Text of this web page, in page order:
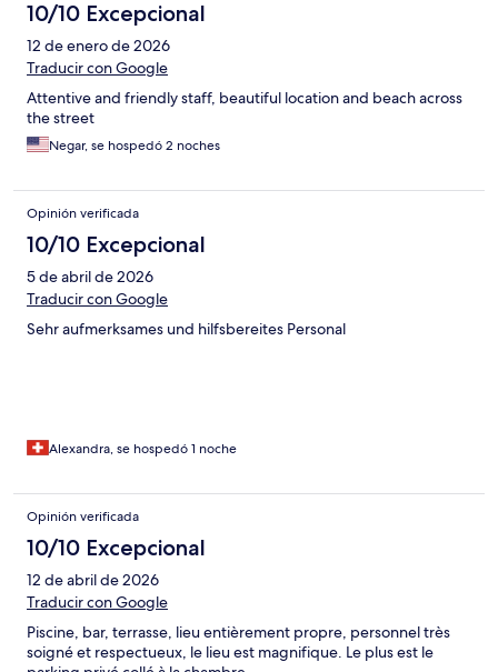
10/10 Excepcional
12 de enero de 2026
Traducir con Google
Attentive and friendly staff, beautiful location and beach across
the street
Negar, se hospedó 2 noches
Opinión verificada
10/10 Excepcional
5 de abril de 2026
Traducir con Google
Sehr aufmerksames und hilfsbereites Personal
Alexandra, se hospedó 1 noche
Opinión verificada
10/10 Excepcional
12 de abril de 2026
Traducir con Google
Piscine, bar, terrasse, lieu entièrement propre, personnel très
soigné et respectueux, le lieu est magnifique. Le plus est le